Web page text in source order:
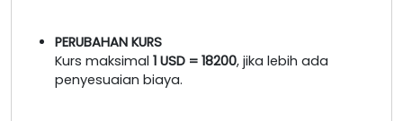
PERUBAHAN KURS
Kurs maksimal 1 USD = 18200, jika lebih ada
penyesuaian biaya.